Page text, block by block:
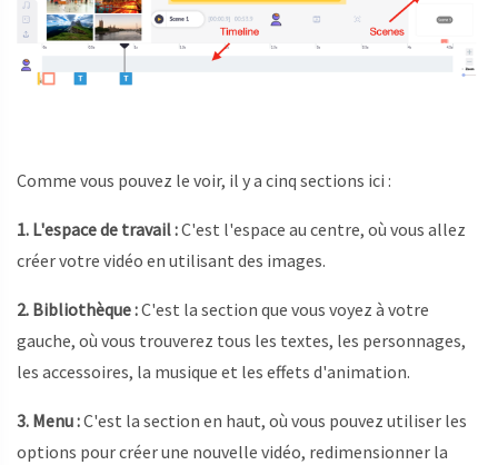
Comme vous pouvez le voir, il y a cinq sections ici :
1. L'espace de travail :C'est l'espace au centre, où vous allez
créer votre vidéo en utilisant des images.
2. Bibliothèque :C'est la section que vous voyez à votre
gauche, où vous trouverez tous les textes, les personnages,
les accessoires, la musique et les effets d'animation.
3. Menu :C'est la section en haut, où vous pouvez utiliser les
options pour créer une nouvelle vidéo, redimensionner la